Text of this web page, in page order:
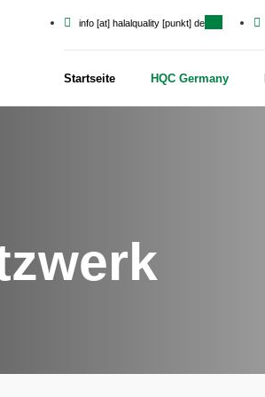
info [at] halalquality [punkt] de
Startseite HQC Germany